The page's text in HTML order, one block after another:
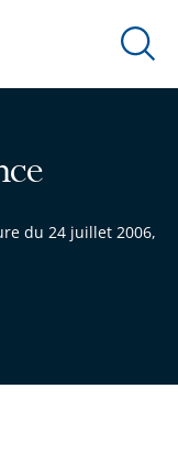
Ouvrir
du 24 juillet 2006,